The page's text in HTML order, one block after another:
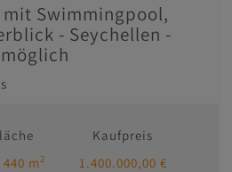
Swimmingpool,
- Seychellen -
m2
Kaufpreis
1.400.000,00 €